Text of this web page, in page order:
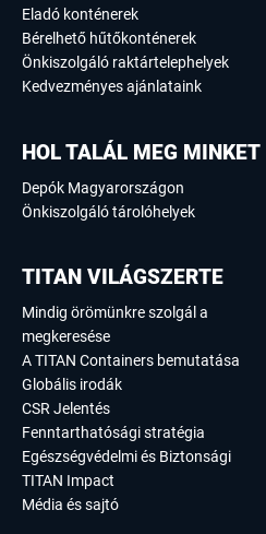
Eladó konténerek
Bérelhető hűtőkonténerek
Önkiszolgáló raktártelephelyek
Kedvezményes ajánlataink
HOL TALÁL MEG MINKET
Depók Magyarországon
Önkiszolgáló tárolóhelyek
TITAN VILÁGSZERTE
Mindig örömünkre szolgál a
megkeresése
A TITAN Containers bemutatása
Globális irodák
CSR Jelentés
Fenntarthatósági stratégia
Egészségvédelmi és Biztonsági
TITAN Impact
Média és sajtó